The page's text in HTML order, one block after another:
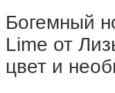
Богемный
Lime от
цвет и